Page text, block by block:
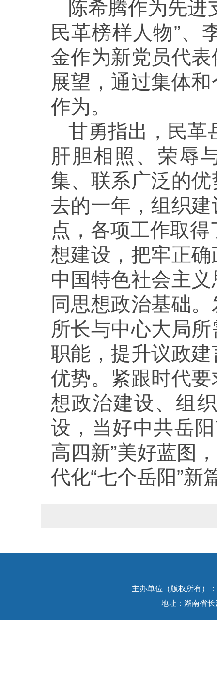
陈希腾作为先进
民革榜样人物”、
金作为新党员代
展望，通过集体
作为。
甘勇指出，民革
肝胆相照、荣辱
集、联系广泛的
去的一年，组织
点，各项工作取
想建设，把牢正
中国特色社会主
同思想政治基础
所长与中心大局
职能，提升议政
优势。紧跟时代
想政治建设、组
设，当好中共岳
高四新”美好蓝图
代化“七个岳阳”新
主办单位（版权所有）
地址：湖南省